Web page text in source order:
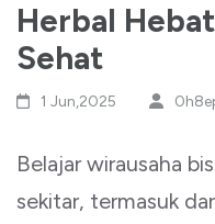
Herbal
Sehat
1 Jun,2025
Belajar wirausaha
sekitar, termasuk